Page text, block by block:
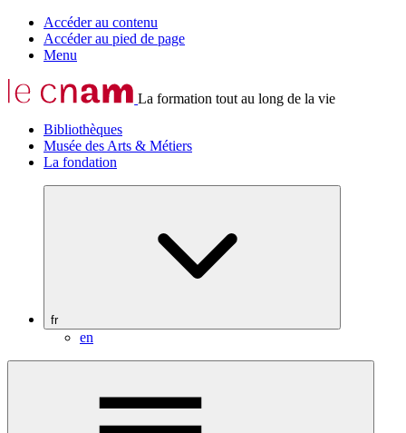
Accéder au contenu
Accéder au pied de page
Menu
La formation tout au long de la vie
Bibliothèques
Musée des Arts & Métiers
La fondation
fr
en